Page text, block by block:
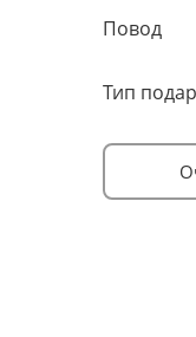
Повод
Тип